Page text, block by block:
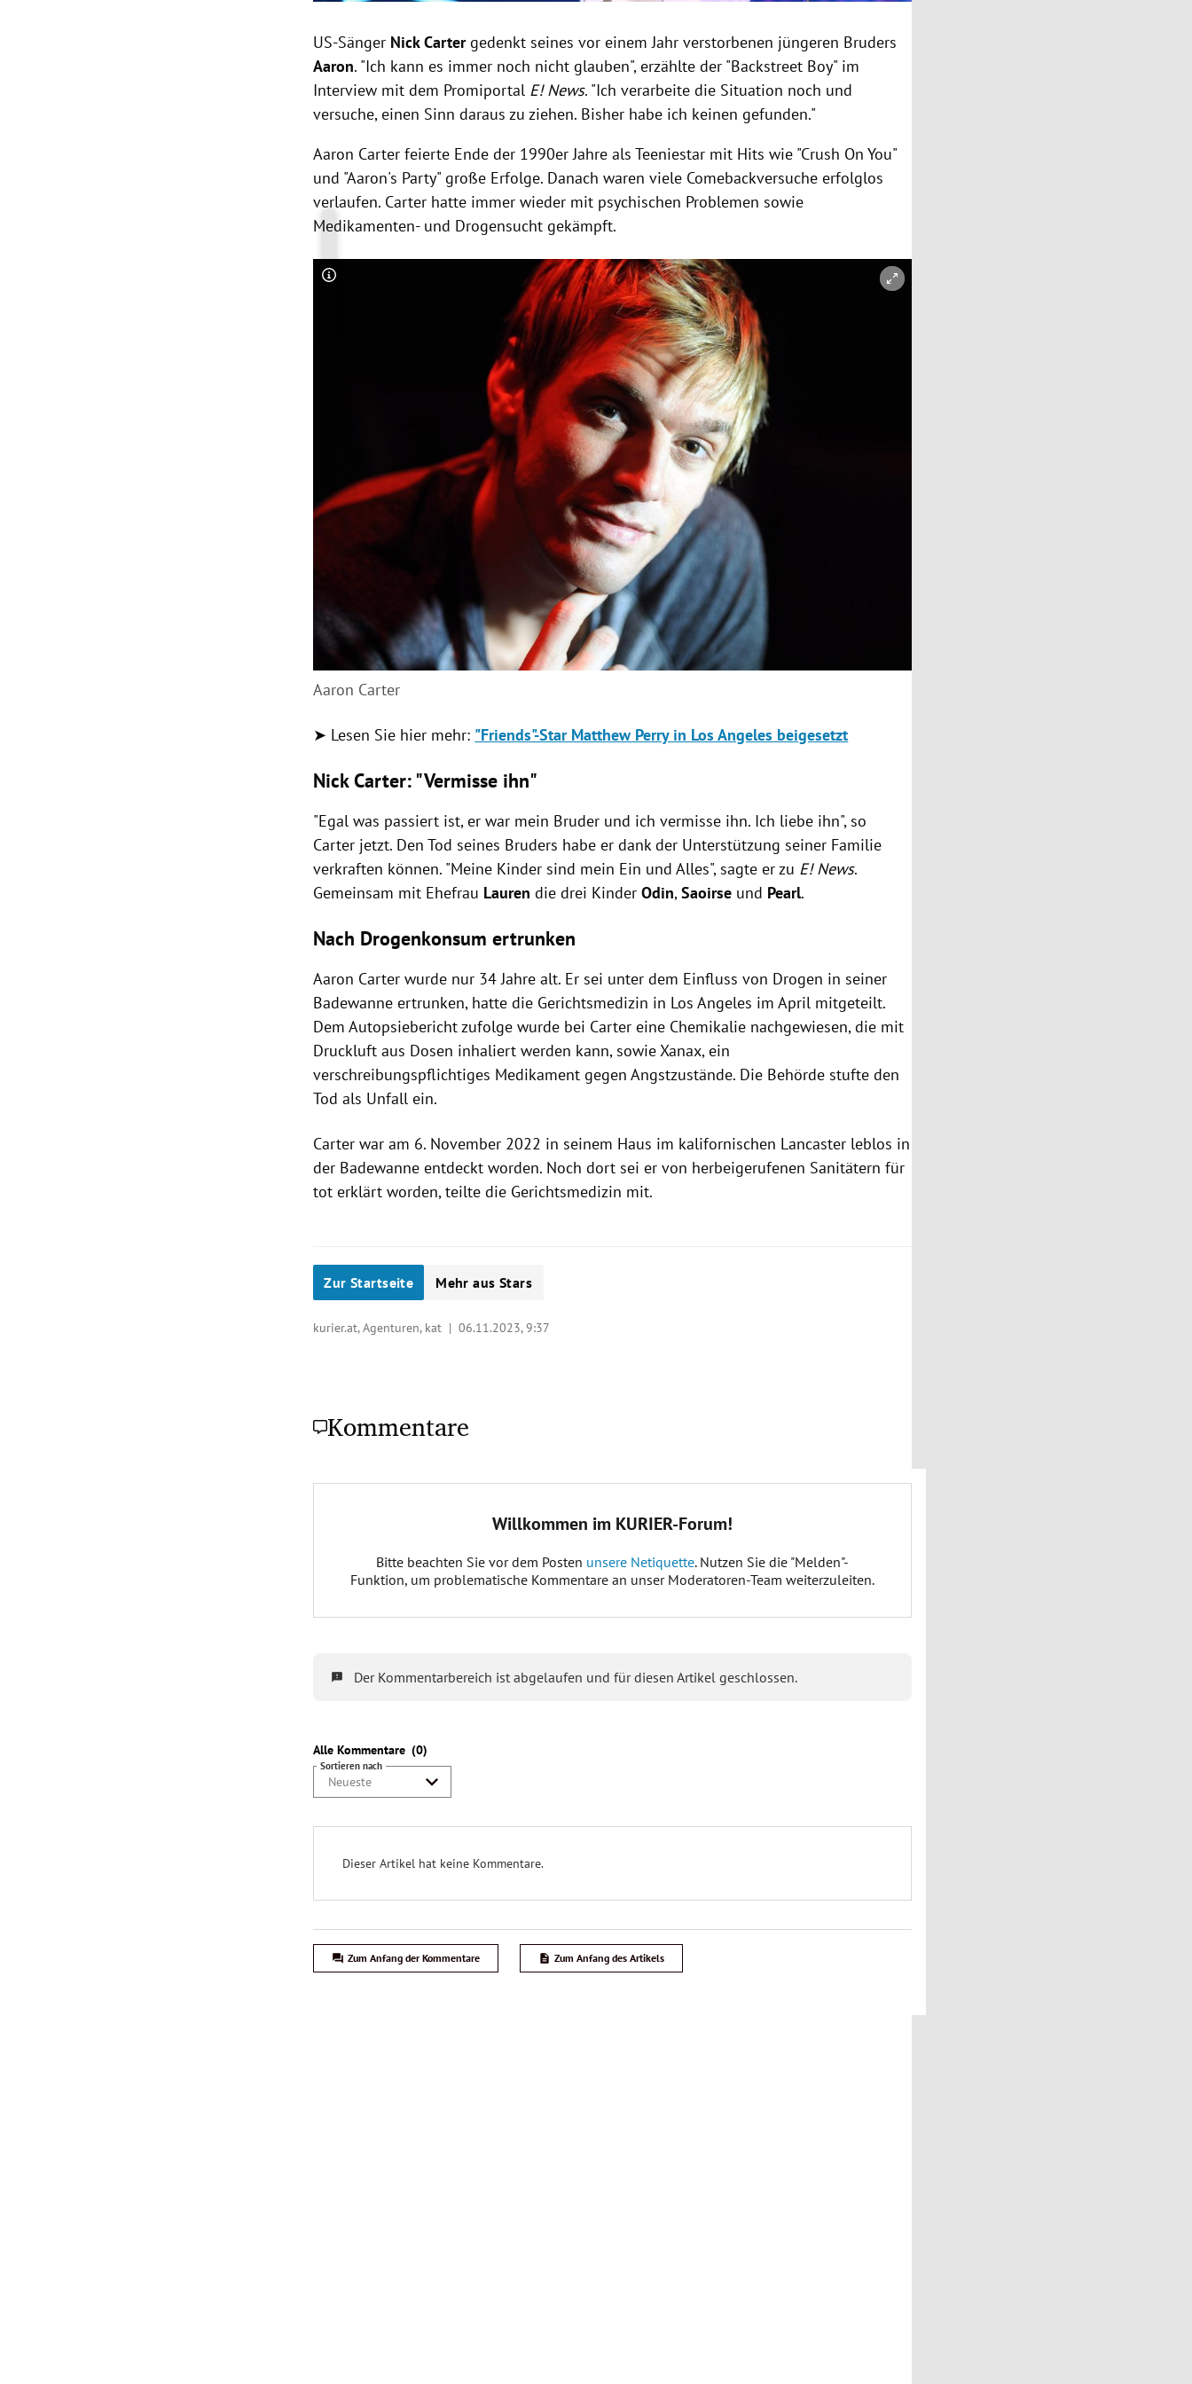
US-Sänger Nick Cartergedenkt seinesvor einem Jahr verstorbenen jüngeren Bruders
Aaron. "Ich kann es immer noch nicht glauben", erzählte der "Backstreet Boy" im
Interview mit dem Promiportal E! News. "Ich verarbeite die Situation noch und
versuche, einen Sinn daraus zu ziehen. Bisher habe ich keinen gefunden."
Aaron Carter feierte Ende der 1990er Jahre als Teeniestar mit Hits wie "Crush On You"
und "Aaron's Party" große Erfolge. Danach waren viele Comebackversuche erfolglos
verlaufen. Carter hatte immer wieder mit psychischen Problemen sowie
Medikamenten- und Drogensucht gekämpft.
Copyright-Hinweis öffnen/schließen
Aaron Carter
➤ Lesen Sie hier mehr: "Friends"-Star Matthew Perry in Los Angeles beigesetzt
Nick Carter: "Vermisse ihn"
"Egal was passiert ist, er war mein Bruder und ich vermisse ihn. Ich liebe ihn", so
Carter jetzt. Den Tod seines Bruders habe er dank der Unterstützung seiner Familie
verkraften können. "Meine Kinder sind mein Ein und Alles", sagte er zu E! News.
Gemeinsam mit Ehefrau Lauren die drei KinderOdin,Saoirse und Pearl.
Nach Drogenkonsum ertrunken
Aaron Carter wurde nur 34 Jahre alt. Er sei unter dem Einfluss von Drogen in seiner
Badewanne ertrunken, hatte die Gerichtsmedizin in Los Angeles im April mitgeteilt.
Dem Autopsiebericht zufolge wurde bei Carter eine Chemikalie nachgewiesen, die mit
Druckluft aus Dosen inhaliert werden kann, sowie Xanax, ein
verschreibungspflichtiges Medikament gegen Angstzustände. Die Behörde stufte den
Tod als Unfall ein.
Carter war am 6. November 2022 in seinem Haus im kalifornischen Lancaster leblos in
der Badewanne entdeckt worden. Noch dort sei er von herbeigerufenen Sanitätern für
tot erklärt worden, teilte die Gerichtsmedizin mit.
Zur Startseite Mehr aus Stars
kurier.at, Agenturen, kat |06.11.2023, 9:37
Kommentare